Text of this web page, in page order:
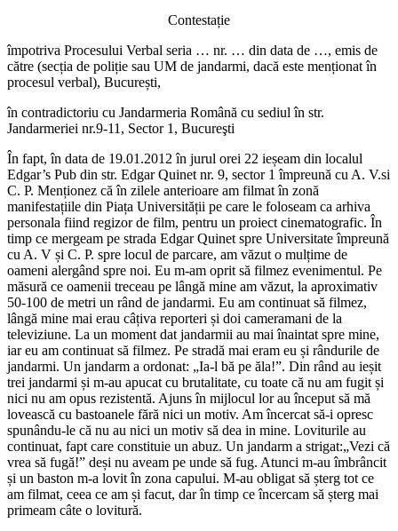
Contestație
împotriva Procesului Verbal seria … nr. … din data de …, emis de
către (secția de poliție sau UM de jandarmi, dacă este menționat în
procesul verbal), București,
în contradictoriu cu Jandarmeria Română cu sediul în str.
Jandarmeriei nr.9-11, Sector 1, Bucureşti
În fapt, în data de 19.01.2012 în jurul orei 22 ieșeam din localul
Edgar’s Pub din str. Edgar Quinet nr. 9, sector 1 împreună cu A. V.si
C. P. Menționez că în zilele anterioare am filmat în zonă
manifestațiile din Piața Universității pe care le foloseam ca arhiva
personala fiind regizor de film, pentru un proiect cinematografic. În
timp ce mergeam pe strada Edgar Quinet spre Universitate împreună
cu A. V și C. P. spre locul de parcare, am văzut o mulțime de
oameni alergând spre noi. Eu m-am oprit să filmez evenimentul. Pe
măsură ce oamenii treceau pe lângă mine am văzut, la aproximativ
50-100 de metri un rând de jandarmi. Eu am continuat să filmez,
lângă mine mai erau câțiva reporteri și doi cameramani de la
televiziune. La un moment dat jandarmii au mai înaintat spre mine,
iar eu am continuat să filmez. Pe stradă mai eram eu și rândurile de
jandarmi. Un jandarm a ordonat: „Ia-l bă pe ăla!”. Din rând au ieșit
trei jandarmi și m-au apucat cu brutalitate, cu toate că nu am fugit și
nici nu am opus rezistentă. Ajuns în mijlocul lor au început să mă
lovească cu bastoanele fără nici un motiv. Am încercat să-i opresc
spunându-le că nu au nici un motiv să dea in mine. Loviturile au
continuat, fapt care constituie un abuz. Un jandarm a strigat:„Vezi că
vrea să fugă!” deși nu aveam pe unde să fug. Atunci m-au îmbrâncit
și un baston m-a lovit în zona capului. M-au obligat să șterg tot ce
am filmat, ceea ce am și facut, dar în timp ce încercam să șterg mai
primeam câte o lovitură.